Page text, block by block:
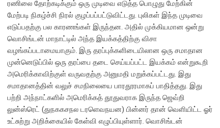
ரணிலை தோற்கடிக்கும் ஒரு முடிவை எடுத்த பொழுது மேற்கின்
மேற்படி நிகழ்ச்சி நிரல் குழப்பப்பட்டுவிட்டது. புலிகள் இந்த முடிவை
எடுப்பதற்கு பல காரணங்கள் இருந்தன. அதில் முக்கியமான ஒன்று
வொசிங்டன் மாநாட்டில் அந்த இயக்கத்திற்கு விசா
வழங்கப்படாமையாகும். இரு தரப்புக்களிடையிலான ஒரு சமாதான
முன்னெடுப்பில் ஒரு தரப்பை தடை செய்யப்பட்ட இயக்கம் என்றுகூறி
அமெரிக்காவிற்குள் வருவதற்கு அனுமதி மறுக்கப்பட்டது. இது
சமாதானத்தின் வலுச் சமநிலையை பாரதூரமாகப் பாதித்தது. இது
பற்றி அந்நாட்களில் அமெரிக்கத் தூதுவராக இருந்த ஜெவ்றி
லுன்ஸ்ரெட் (துநககசநல டரளெவநயன) பின்னர் தான் வெளியிட்ட ஓர்
உட்சுற்று அறிக்கையில் கேள்வி எழுப்பியுள்ளார். வொசிங்டன்